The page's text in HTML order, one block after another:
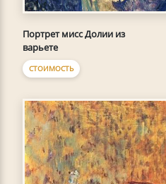
Портрет мисс Долии из
варьете
СТОИМОСТЬ